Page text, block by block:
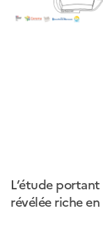
L’étude portant
révélée riche en